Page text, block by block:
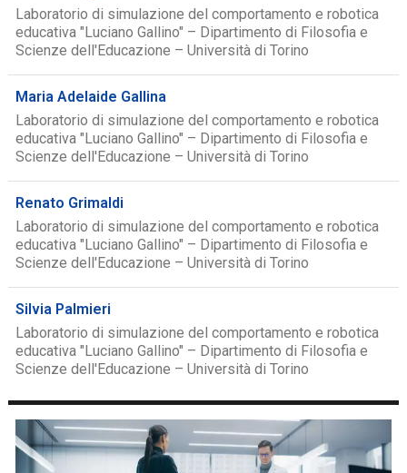
Laboratorio di simulazione del comportamento e robotica
educativa "Luciano Gallino" – Dipartimento di Filosofia e
Scienze dell'Educazione – Università di Torino
Maria Adelaide Gallina
Laboratorio di simulazione del comportamento e robotica
educativa "Luciano Gallino" – Dipartimento di Filosofia e
Scienze dell'Educazione – Università di Torino
Renato Grimaldi
Laboratorio di simulazione del comportamento e robotica
educativa "Luciano Gallino" – Dipartimento di Filosofia e
Scienze dell'Educazione – Università di Torino
Silvia Palmieri
Laboratorio di simulazione del comportamento e robotica
educativa "Luciano Gallino" – Dipartimento di Filosofia e
Scienze dell'Educazione – Università di Torino